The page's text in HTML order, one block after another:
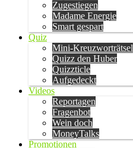
Zugestiegen
Madame Energie
Smart gespart
Quiz
Mini-Kreuzworträtsel
Quizz den Huber
Quizzticle
Aufgedeckt
Videos
Reportagen
Fragenbot
Wein doch
MoneyTalks
Promotionen